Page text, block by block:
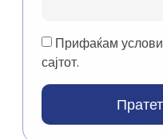
Прифаќам
сајтот.